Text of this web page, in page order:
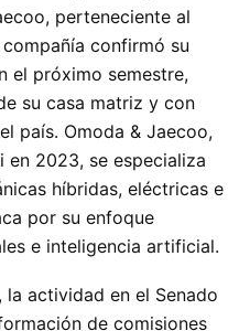
perteneciente al
confirmó su
el próximo semestre,
su casa matriz y con
país. Omoda & Jaecoo,
en 2023, se especializa
híbridas, eléctricas e
por su enfoque
e inteligencia artificial.
la actividad en el Senado
de comisiones